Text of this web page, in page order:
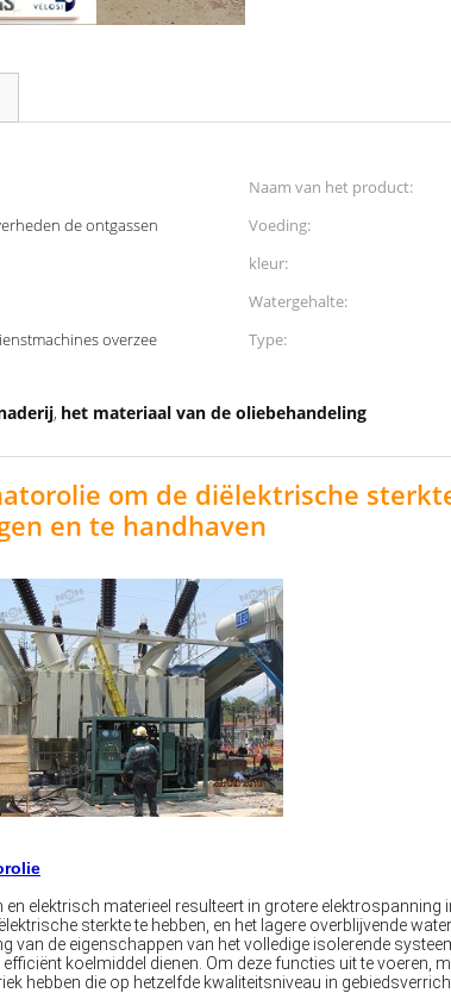
Naam van het product:
de ontgassen Voeding:
kleur:
Watergehalte:
overzee Type:
, het materiaal van de oliebehandeling
om de diëlektrische
en te handhaven
elektrisch materieel resulteert in grotere
sterkte te hebben, en het lagere overblijvende
van de eigenschappen van het volledige isolerende
koelmiddel dienen. Om deze functies uit te voeren,
hebben die op hetzelfde kwaliteitsniveau in